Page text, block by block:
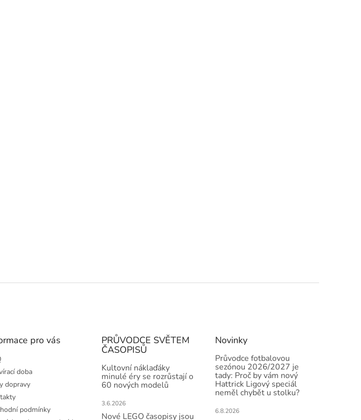
pro vás
doba
dopravy
podmínky
PRŮVODCE SVĚTEM
ČASOPISŮ
Kultovní náklaďáky
minulé éry se rozrůstají o
60 nových modelů
3.6.2026
Nové LEGO časopisy jsou
Novinky
Průvodce fotbalovou
sezónou 2026/2027 je
tady: Proč by vám nový
Hattrick Ligový speciál
neměl chybět u stolku?
6.8.2026